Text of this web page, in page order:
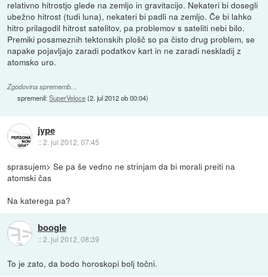
relativno hitrostjo glede na zemljo in gravitacijo. Nekateri bi dosegli
ubežno hitrost (tudi luna), nekateri bi padli na zemljo. Če bi lahko
hitro prilagodil hitrost satelitov, pa problemov s sateliti nebi bilo.
Premiki posameznih tektonskih plošč so pa čisto drug problem, se
napake pojavljajo zaradi podatkov kart in ne zaradi neskladij z
atomsko uro.
Zgodovina sprememb…
spremenil:SuperVeloce(2. jul 2012 ob 00:04)
jype
::2. jul 2012, 07:45
sprasujem> Se pa še vedno ne strinjam da bi morali preiti na
atomski čas
Na katerega pa?
boogle
::2. jul 2012, 08:39
To je zato, da bodo horoskopi bolj točni.